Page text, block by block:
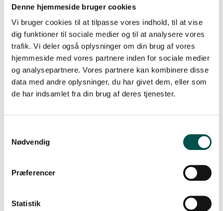
Denne hjemmeside bruger cookies
Vi bruger cookies til at tilpasse vores indhold, til at vise
dig funktioner til sociale medier og til at analysere vores
trafik. Vi deler også oplysninger om din brug af vores
hjemmeside med vores partnere inden for sociale medier
og analysepartnere. Vores partnere kan kombinere disse
data med andre oplysninger, du har givet dem, eller som
de har indsamlet fra din brug af deres tjenester.
Nødvendig
Præferencer
Statistik
samarbejde om”, forklarer Lone Graff Stensballe.
COVID-19 og alvorlige
immunologiske følgevirkninger
I 2020 modtog CAG CHILD knap 6 millioner fra
Innovationsfonden. En pulje med ca. 400 ansøgere
hvoraf kun 6-7 projekter fik en bevilling. Forskerne skal
unge får coronavirus og særligt den sjældne
multisystem inflammatory syndrome in children (MIS-C).
Børn med MIS-C har ofte en podning for coronavirus,
men deres niveau af antistoffer er forhøjede. CAG’en
skal undersøge, om coronavirus narrer immunforsvaret